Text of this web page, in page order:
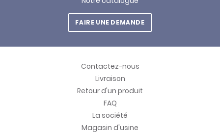
FAIRE UNE DEMANDE
Contactez-nous
Livraison
Retour d'un produit
FAQ
La société
Magasin d'usine